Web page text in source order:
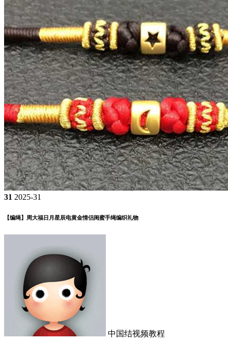
31 2025-31
【编绳】周大福日月星辰电黄金情侣闺蜜手绳编织礼物
中国结视频教程